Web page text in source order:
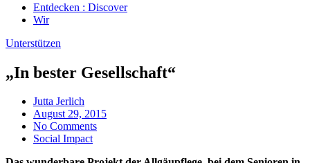
Entdecken : Discover
Wir
Unterstützen
„In bester Gesellschaft“
Jutta Jerlich
August 29, 2015
No Comments
Social Impact